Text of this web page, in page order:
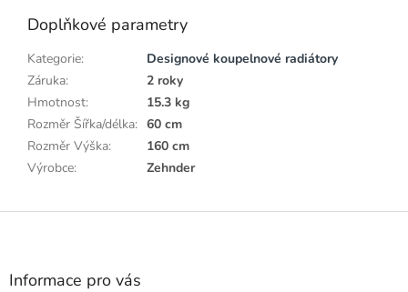
Doplňkové parametry
Kategorie:
Designové koupelnové radiátory
Záruka:
2 roky
Hmotnost:
15.3 kg
Rozměr Šířka/délka: 60 cm
Rozměr Výška:
160 cm
Výrobce: Zehnder
Z
Informace pro vás